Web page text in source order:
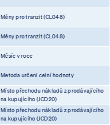
Měny pro tranzit (CL048)
Měny pro tranzit (CL048)
Měsíc v roce
Metoda určení celní hodnoty
Místo přechodu nákladů z prodávajícího
na kupujícího (JCD20)
Místo přechodu nákladů z prodávajícího
na kupujícího (JCD20)